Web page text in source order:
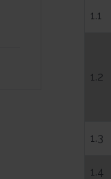
1.1
1.2
1.3
1.4